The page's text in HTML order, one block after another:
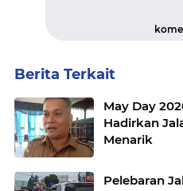
Berita Terkait
May Day
Hadirkan
Menarik
Pelebaran